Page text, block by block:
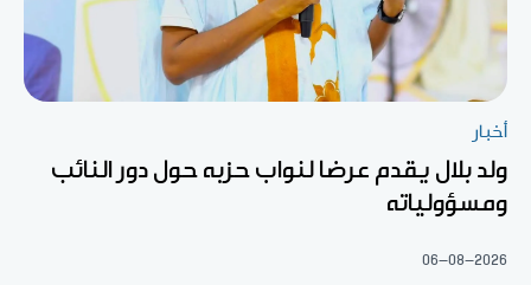
أخبار
ولد بلال يقدم عرضا لنواب حزبه حول دور النائب
ومسؤولياته
06-08-2026